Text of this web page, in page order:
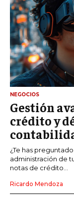
NEGOCIOS
Gestión
crédito y
¿Te has
administración de
notas de crédito...
Ricardo Mendoza